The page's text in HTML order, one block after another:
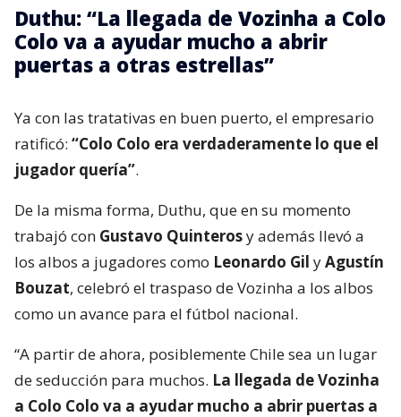
Duthu: “La llegada de Vozinha a Colo
Colo va a ayudar mucho a abrir
puertas a otras estrellas”
Ya con las tratativas en buen puerto, el empresario
ratificó: “Colo Colo era verdaderamente lo que el
jugador quería”.
De la misma forma, Duthu, que en su momento
trabajó con Gustavo Quinterosy además llevó a
los albos a jugadores como Leonardo Gil yAgustín
Bouzat, celebró el traspaso de Vozinha a los albos
como un avance para el fútbol nacional.
“A partir de ahora, posiblemente Chile sea un lugar
de seducción para muchos. La llegada de Vozinha
a Colo Colo va a ayudar mucho a abrir puertas a